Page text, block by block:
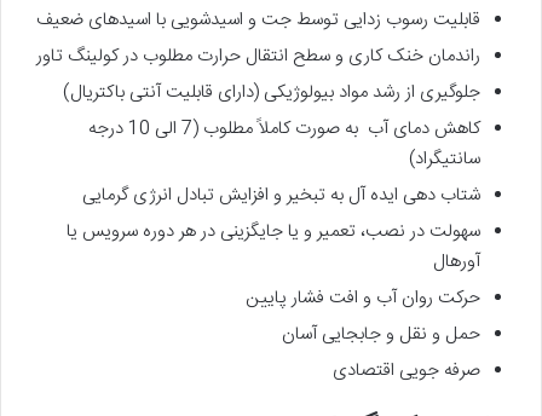
قابلیت رسوب زدایی توسط جت و اسیدشویی با اسیدهای ضعیف
راندمان خنک کاری و سطح انتقال حرارت مطلوب در کولینگ تاور
جلوگیری از رشد مواد بیولوژیکی (دارای قابلیت آنتی باکتریال)
کاهش دمای آب به صورت کاملاً مطلوب (7 الی 10 درجه
سانتیگراد)
شتاب دهی ایده آل به تبخیر و افزایش تبادل انرژی گرمایی
سهولت در نصب، تعمیر و یا جایگزینی در هر دوره سرویس یا
آورهال
حرکت روان آب و افت فشار پایین
حمل و نقل و جابجایی آسان
صرفه جویی اقتصادی